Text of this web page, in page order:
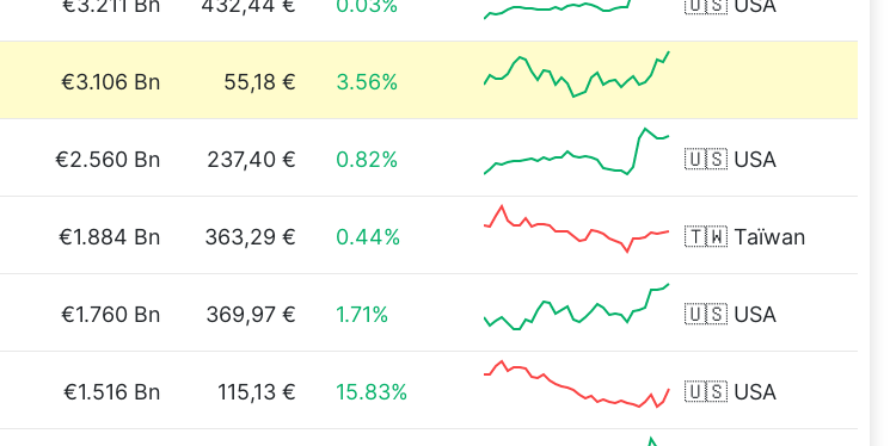
€3.106 Bn 55,18 € 3.56%
€2.560 Bn 237,40 € 0.82% 🇺🇸 USA
€1.884 Bn 363,29 € 0.44% 🇹🇼 Taïwan
€1.760 Bn 369,97 € 1.71% 🇺🇸 USA
€1.516 Bn 115,13 € 15.83% 🇺🇸 USA